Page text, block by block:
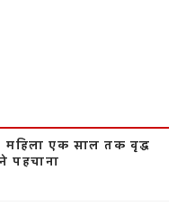
महिला एक साल तक वृद्ध
पहचाना